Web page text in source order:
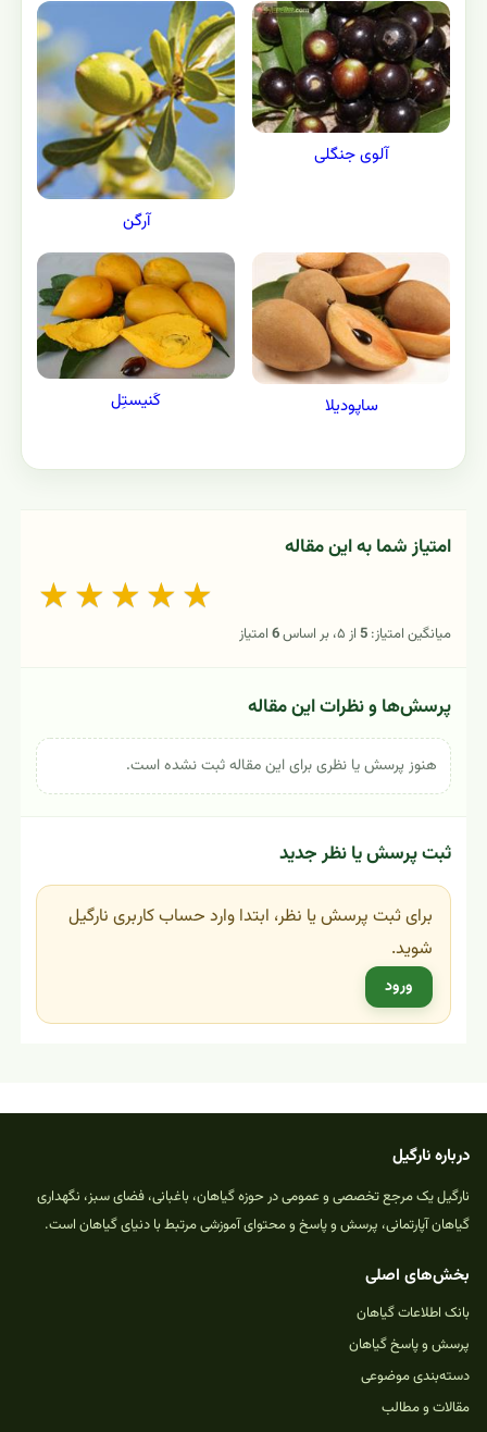
آلوی جنگلی
آرگن
ساپودیلا کَنیستِل
امتیاز شما به این مقاله
★ ★ ★ ★ ★
میانگین امتیاز: 5از ۵، بر اساس 6امتیاز
پرسش‌ها و نظرات این مقاله
هنوز پرسش یا نظری برای این مقاله ثبت نشده است.
ثبت پرسش یا نظر جدید
برای ثبت پرسش یا نظر، ابتدا وارد حساب کاربری نارگیل
شوید.
ورود
درباره نارگیل
نارگیل یک مرجع تخصصی و عمومی در حوزه گیاهان، باغبانی، فضای سبز، نگهداری
گیاهان آپارتمانی، پرسش و پاسخ و محتوای آموزشی مرتبط با دنیای گیاهان است.
بخش‌های اصلی
بانک اطلاعات گیاهان
پرسش و پاسخ گیاهان
دسته‌بندی موضوعی
مقالات و مطالب